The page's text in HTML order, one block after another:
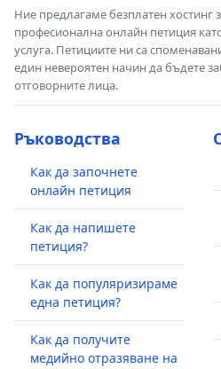
Ние предлагаме безплатен хостинг
професионална онлайн петиция
услуга. Петициите ни са
един невероятен начин да бъдете
отговорните лица.
Ръководства
Как да започнете
онлайн петиция
Как да напишете
петиция?
Как да популяризираме
една петиция?
Как да получите
медийно отразяване на